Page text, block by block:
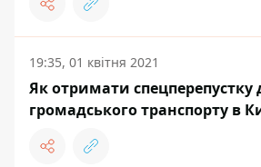
19:35, 01 квітня 2021
Як отримати спецперепустку
громадського транспорту в